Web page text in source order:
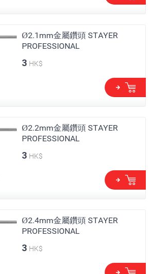
Ø2.1mm金屬鑽頭 STAYER
PROFESSIONAL
3 HK$
Ø2.2mm金屬鑽頭 STAYER
PROFESSIONAL
3 HK$
Ø2.4mm金屬鑽頭 STAYER
PROFESSIONAL
3 HK$